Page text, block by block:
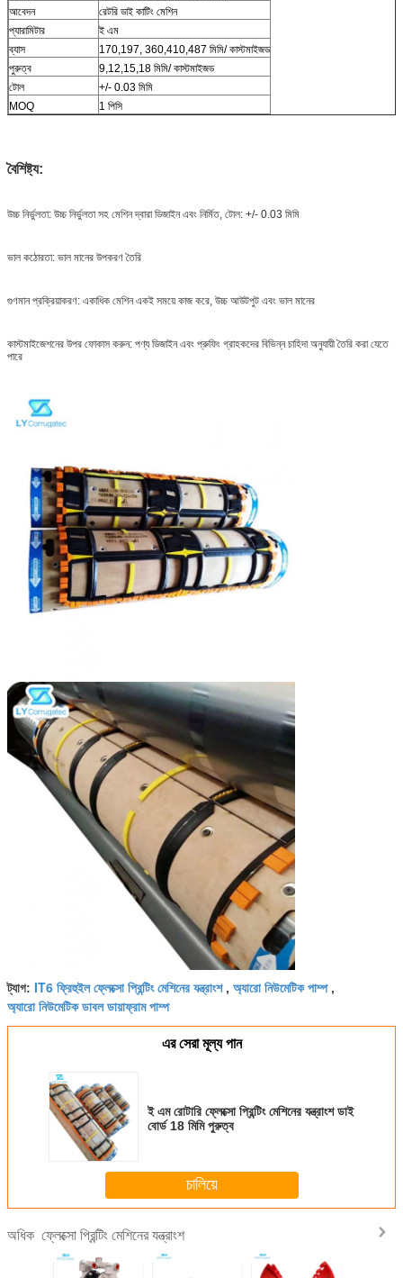
আবেদন
রেটরি ডাই কাটিং মেশিন
প্যারামিটার
ই এম
ব্যাস
170,197, 360,410,487 মিমি/ কাস্টমাইজড
পুরুত্ব
9,12,15,18 মিমি/ কাস্টমাইজড
টোল
+/- 0.03 মিমি
MOQ
1 পিসি
বৈশিষ্ট্য:
উচ্চ নির্ভুলতা: উচ্চ নির্ভুলতা সহ মেশিন দ্বারা ডিজাইন এবং নির্মিত, টোল: +/- 0.03 মিমি
ভাল কঠোরতা: ভাল মানের উপকরণ তৈরি
গুণমান প্রক্রিয়াকরণ: একাধিক মেশিন একই সময়ে কাজ করে, উচ্চ আউটপুট এবং ভাল মানের
কাস্টমাইজেশনের উপর ফোকাস করুন: পণ্য ডিজাইন এবং প্রুফিং গ্রাহকদের বিভিন্ন চাহিদা অনুযায়ী তৈরি করা যেতে
পারে
ট্যাগ: IT6 ফ্রিহুইল ফ্লেক্সো প্রিন্টিং মেশিনের যন্ত্রাংশ, অ্যারো নিউমেটিক পাম্প,
অ্যারো নিউমেটিক ডাবল ডায়াফ্রাম পাম্প
এর সেরা মূল্য পান
ই এম রোটারি ফ্লেক্সো প্রিন্টিং মেশিনের যন্ত্রাংশ ডাই
বোর্ড 18 মিমি পুরুত্ব
চালিয়ে
অধিক ফ্লেক্সো প্রিন্টিং মেশিনের যন্ত্রাংশ